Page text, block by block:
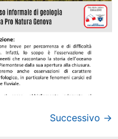
Successivo →